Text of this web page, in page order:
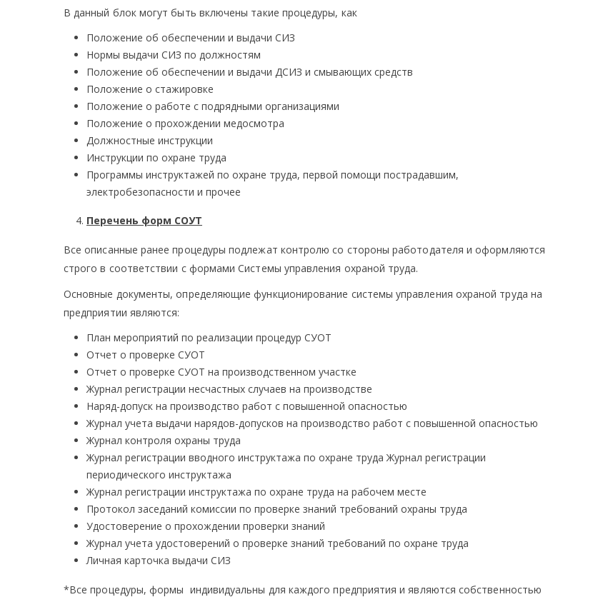
В данный блок могут быть включены такие процедуры, как
Положение об обеспечении и выдачи СИЗ
Нормы выдачи СИЗ по должностям
Положение об обеспечении и выдачи ДСИЗ и смывающих средств
Положение о стажировке
Положение о работе с подрядными организациями
Положение о прохождении медосмотра
Должностные инструкции
Инструкции по охране труда
Программы инструктажей по охране труда, первой помощи пострадавшим,
электробезопасности и прочее
Перечень форм СОУТ
Все описанные ранее процедуры подлежат контролю со стороны работодателя и оформляются
строго в соответствии с формами Системы управления охраной труда.
Основные документы, определяющие функционирование системы управления охраной труда на
предприятии являются:
План мероприятий по реализации процедур СУОТ
Отчет о проверке СУОТ
Отчет о проверке СУОТ на производственном участке
Журнал регистрации несчастных случаев на производстве
Наряд-допуск на производство работ с повышенной опасностью
Журнал учета выдачи нарядов-допусков на производство работ с повышенной опасностью
Журнал контроля охраны труда
Журнал регистрации вводного инструктажа по охране труда Журнал регистрации
периодического инструктажа
Журнал регистрации инструктажа по охране труда на рабочем месте
Протокол заседаний комиссии по проверке знаний требований охраны труда
Удостоверение о прохождении проверки знаний
Журнал учета удостоверений о проверке знаний требований по охране труда
Личная карточка выдачи СИЗ
*Все процедуры, формы индивидуальны для каждого предприятия и являются собственностью